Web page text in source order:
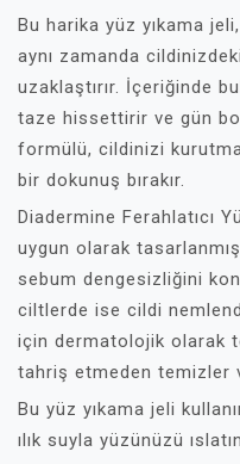
Bu harika yüz yıkama
aynı zamanda
uzaklaştırır. İçeriğinde
taze hissettirir ve gün
formülü, cildinizi
bir dokunuş bırakır.
Diadermine Ferahlatıcı
uygun olarak
sebum dengesizliğini
ciltlerde ise cildi
için dermatolojik olarak
tahriş etmeden temizler
Bu yüz yıkama jeli
ılık suyla yüzünüzü